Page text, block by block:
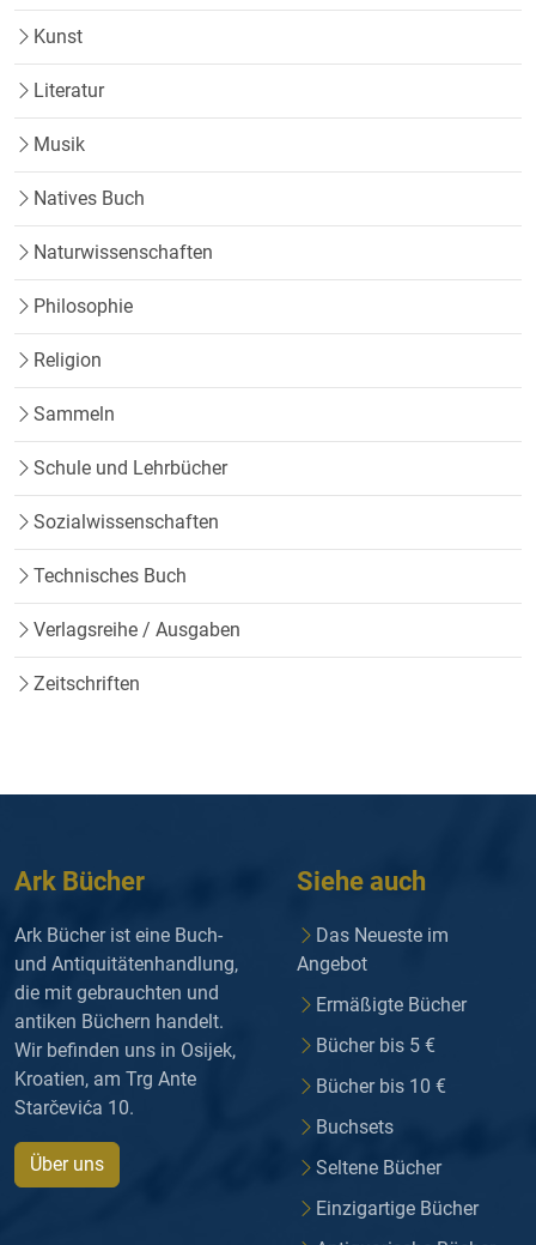
Kunst
Literatur
Musik
Natives Buch
Naturwissenschaften
Philosophie
Religion
Sammeln
Schule und Lehrbücher
Sozialwissenschaften
Technisches Buch
Verlagsreihe / Ausgaben
Zeitschriften
Ark Bücher
Ark Bücher ist eine Buch-
und Antiquitätenhandlung,
die mit gebrauchten und
antiken Büchern handelt.
Wir befinden uns in Osijek,
Kroatien, am Trg Ante
Starčevića 10.
Über uns
Siehe auch
Das Neueste im
Angebot
Ermäßigte Bücher
Bücher bis 5 €
Bücher bis 10 €
Buchsets
Seltene Bücher
Einzigartige Bücher